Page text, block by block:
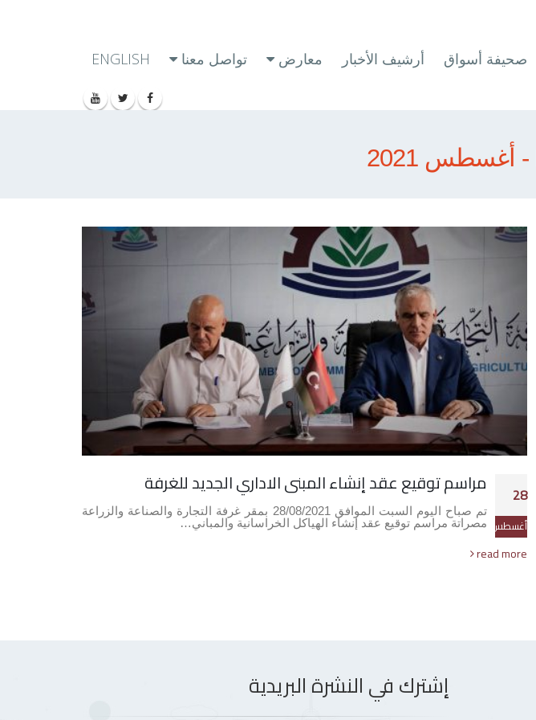
صحيفة أسواق أرشيف الأخبار معارض تواصل معنا ENGLISH
28
أغسطس
مراسم توقيع عقد إنشاء المبنى الاداري الجديد للغرفة
تم صباح اليوم السبت الموافق 28/08/2021 بمقر غرفة التجارة والصناعة والزراعة
مصراتة مراسم توقيع عقد إنشاء الهياكل الخراسانية والمباني…
read more
إشترك في النشرة البريدية